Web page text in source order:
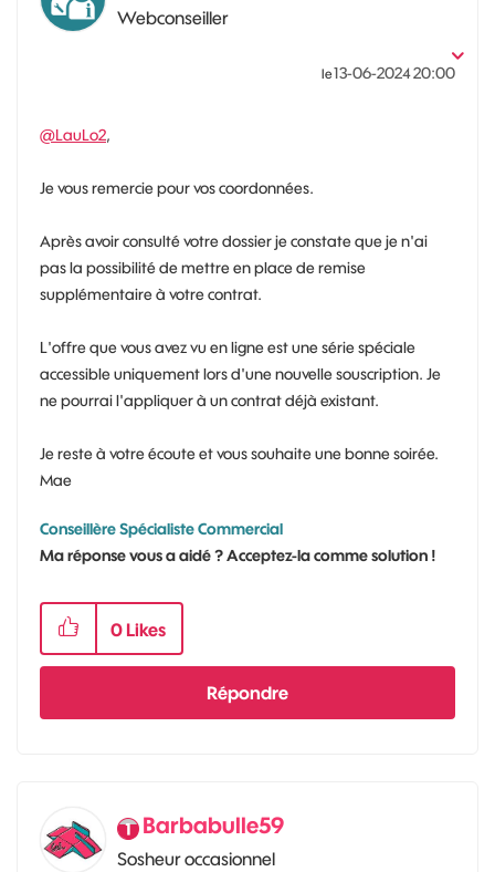
Webconseiller
le‎13-06-202420:00
@LauLo2,
Je vous remercie pour vos coordonnées.
Après avoir consulté votre dossier je constate que je n'ai
pas la possibilité de mettre en place de remise
supplémentaire à votre contrat.
L'offre que vous avez vu en ligne est une série spéciale
accessible uniquement lors d'une nouvelle souscription. Je
ne pourrai l'appliquer à un contrat déjà existant.
Je reste à votre écoute et vous souhaite une bonne soirée.
Mae
Conseillère Spécialiste Commercial
Ma réponse vous a aidé ? Acceptez-la comme solution !
0 Likes
Répondre
Barbabulle59
Sosheur occasionnel